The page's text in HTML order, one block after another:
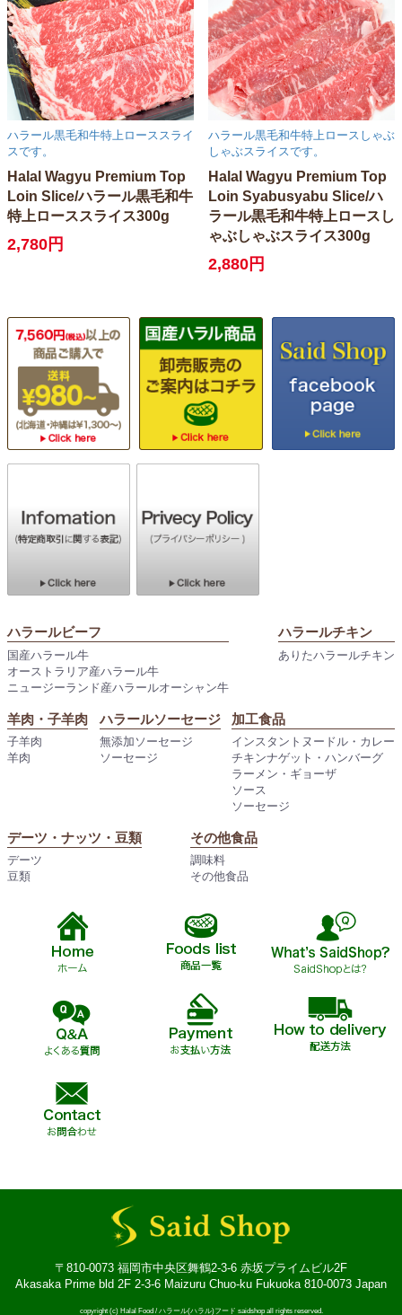
ハラール黒毛和牛特上ローススライ
スです。
Halal Wagyu Premium Top
Loin Slice/ハラール黒毛和牛
特上ローススライス300g
2,780円
ハラール黒毛和牛特上ロースしゃぶ
しゃぶスライスです。
Halal Wagyu Premium Top
Loin Syabusyabu Slice/ハ
ラール黒毛和牛特上ロースし
ゃぶしゃぶスライス300g
2,880円
ハラールビーフ
国産ハラール牛
オーストラリア産ハラール牛
ニュージーランド産ハラールオーシャン牛
ハラールチキン
ありたハラールチキン
羊肉・子羊肉
子羊肉
羊肉
ハラールソーセージ
無添加ソーセージ
ソーセージ
加工食品
インスタントヌードル・カレー
チキンナゲット・ハンバーグ
ラーメン・ギョーザ
ソース
ソーセージ
デーツ・ナッツ・豆類
デーツ
豆類
その他食品
調味料
その他食品
〒810-0073 福岡市中央区舞鶴2-3-6 赤坂プライムビル2F
Akasaka Prime bld 2F 2-3-6 Maizuru Chuo-ku Fukuoka 810-0073 Japan
copyright (c) Halal Food / ハラール(ハラル)フード saidshop all rights reserved.